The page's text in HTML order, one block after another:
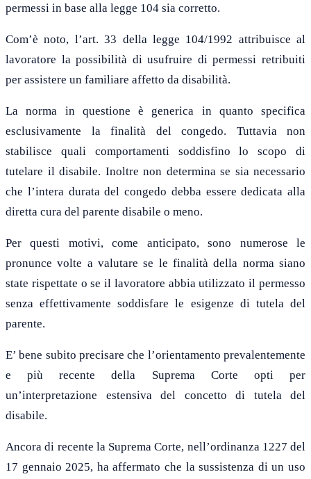
permessi in base alla legge 104 sia corretto.
Com’è noto, l’art. 33 della legge 104/1992 attribuisce al
lavoratore la possibilità di usufruire di permessi retribuiti
per assistere un familiare affetto da disabilità.
La norma in questione è generica in quanto specifica
esclusivamente la finalità del congedo. Tuttavia non
stabilisce quali comportamenti soddisfino lo scopo di
tutelare il disabile. Inoltre non determina se sia necessario
che l’intera durata del congedo debba essere dedicata alla
diretta cura del parente disabile o meno.
Per questi motivi, come anticipato, sono numerose le
pronunce volte a valutare se le finalità della norma siano
state rispettate o se il lavoratore abbia utilizzato il permesso
senza effettivamente soddisfare le esigenze di tutela del
parente.
E’ bene subito precisare che l’orientamento prevalentemente
e più recente della Suprema Corte opti per
un’interpretazione estensiva del concetto di tutela del
disabile.
Ancora di recente la Suprema Corte, nell’ordinanza 1227 del
17 gennaio 2025, ha affermato che la sussistenza di un uso